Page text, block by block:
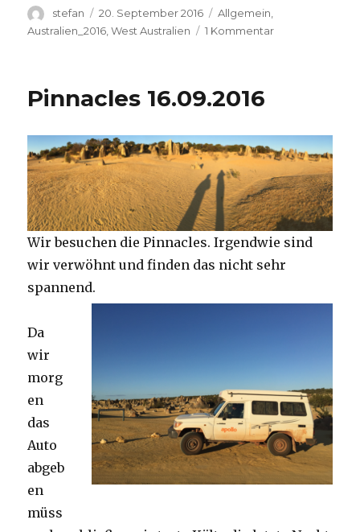
Autor
stefan
Veröffentlicht
am
20. September 2016 Kategorien
Allgemein,
Australien_2016 ,West Australien 1 Kommentarzu
Pinnacles 16.09.2016
Wir besuchen die Pinnacles. Irgendwie sind
wir verwöhnt und finden das nicht sehr
spannend.
Da
wir
morg
en
das
Auto
abgeb
en
müss